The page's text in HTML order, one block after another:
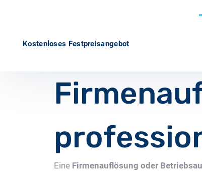
Kostenloses Festpreisangebot
Eine Firmenauflösung oder